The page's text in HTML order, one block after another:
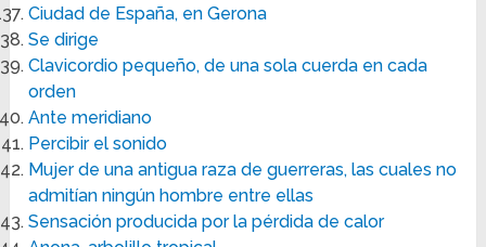
Ciudad de España, en Gerona
Se dirige
Clavicordio pequeño, de una sola cuerda en cada
orden
Ante meridiano
Percibir el sonido
Mujer de una antigua raza de guerreras, las cuales no
admitían ningún hombre entre ellas
Sensación producida por la pérdida de calor